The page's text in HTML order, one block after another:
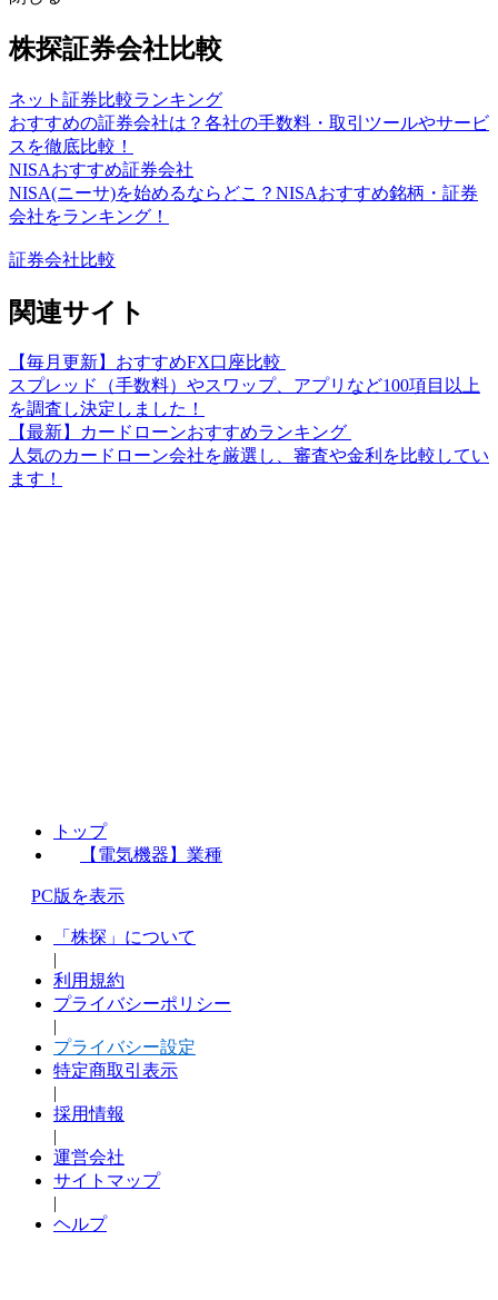
株探証券会社比較
ネット証券比較ランキング
おすすめの証券会社は？各社の手数料・取引ツールやサービ
スを徹底比較！
NISAおすすめ証券会社
NISA(ニーサ)を始めるならどこ？NISAおすすめ銘柄・証券
会社をランキング！
証券会社比較
関連サイト
【毎月更新】おすすめFX口座比較
スプレッド（手数料）やスワップ、アプリなど100項目以上
を調査し決定しました！
【最新】カードローンおすすめランキング
人気のカードローン会社を厳選し、審査や金利を比較してい
ます！
トップ
【電気機器】業種
PC版を表示
「株探」について
|
利用規約
プライバシーポリシー
|
プライバシー設定
特定商取引表示
|
採用情報
|
運営会社
サイトマップ
|
ヘルプ